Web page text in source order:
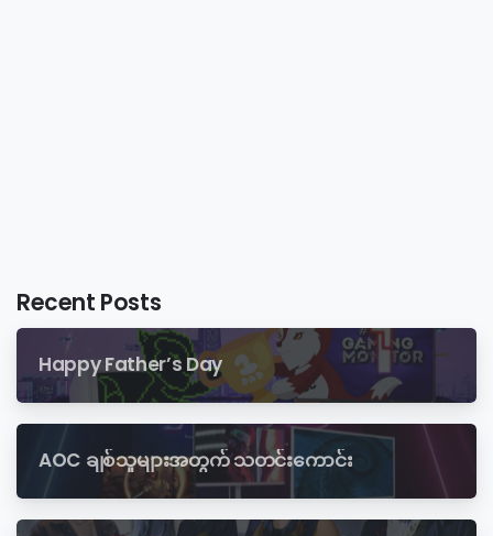
Recent Posts
Happy Father’s Day
AOC ချစ်သူများအတွက် သတင်းကောင်း